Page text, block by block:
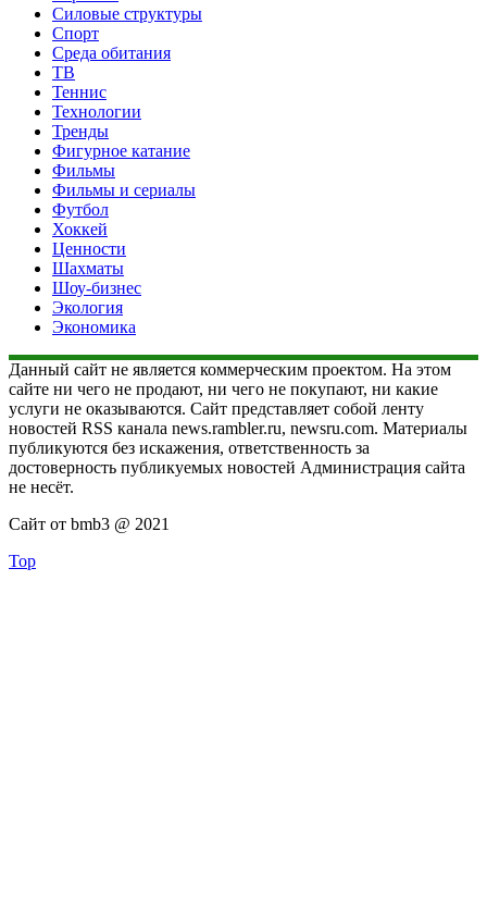
Силовые структуры
Спорт
Среда обитания
ТВ
Теннис
Технологии
Тренды
Фигурное катание
Фильмы
Фильмы и сериалы
Футбол
Хоккей
Ценности
Шахматы
Шоу-бизнес
Экология
Экономика
Данный сайт не является коммерческим проектом. На этом
сайте ни чего не продают, ни чего не покупают, ни какие
услуги не оказываются. Сайт представляет собой ленту
новостей RSS канала news.rambler.ru, newsru.com. Материалы
публикуются без искажения, ответственность за
достоверность публикуемых новостей Администрация сайта
не несёт.
Сайт от bmb3 @ 2021
Top